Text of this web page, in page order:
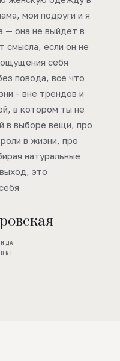
мои подруги и я
— она не выйдет в
смысла, если он не
себя
повода, все что
- вне трендов и
в котором ты не
в выборе вещи, про
в жизни, про
натуральные
это